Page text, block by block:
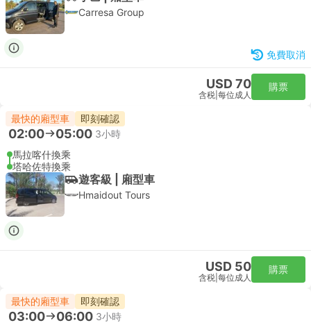
Carresa Group
免費取消
USD 70
含税 每位成人
購票
最快的廂型車 即刻確認
02:00 05:00 3小時
馬拉喀什換乘
塔哈佐特換乘
遊客級 | 廂型車
Hmaidout Tours
USD 50
含税 每位成人
購票
最快的廂型車 即刻確認
03:00 06:00 3小時